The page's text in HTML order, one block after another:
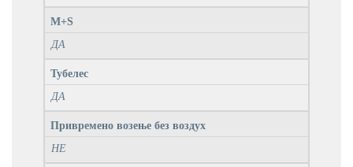
M+S
ДА
Тубелес
ДА
Привремено возење без воздух
НЕ